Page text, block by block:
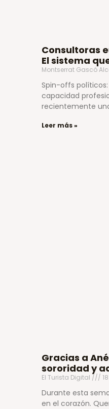
Consultoras
El sistema
Montserrat Gascó
Spin-offs
capacidad
recientemente
Leer más »
Gracias a
sororidad y
El Turista Digital
Durante esta
en el corazón.